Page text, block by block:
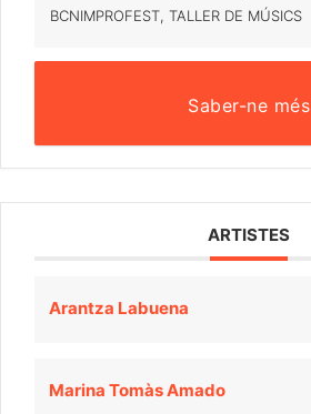
BCNIMPROFEST, TALLER DE MÚSICS
Saber-ne més
ARTISTES
Arantza Labuena
Marina Tomàs Amado